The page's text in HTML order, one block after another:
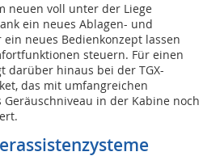
neuen voll unter der Liege
ein neues Ablagen- und
neues Bedienkonzept lassen
steuern. Für einen
darüber hinaus bei der TGX-
das mit umfangreichen
in der Kabine noch